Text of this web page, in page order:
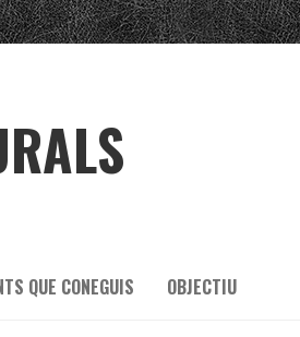
QUE CONEGUIS OBJECTIU